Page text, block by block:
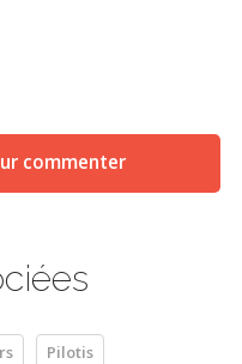
commenter
Pilotis